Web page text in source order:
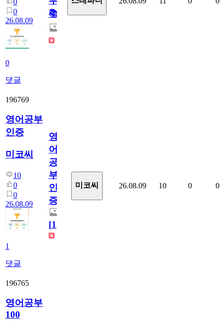
0
26.08.09
0
댓글
📚
196769
영어공부
인증
미코씨
10
0
0
26.08.09
1
댓글
영
어
공
부
인
증
[1]
미코씨 26.08.09 10 0 0
196765
영어공부
100